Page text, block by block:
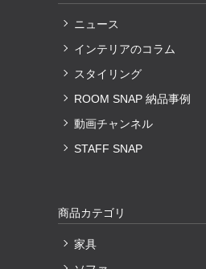
ニュース
インテリアのコラム
スタイリング
ROOM SNAP 納品事例
動画チャンネル
STAFF SNAP
商品カテゴリ
家具